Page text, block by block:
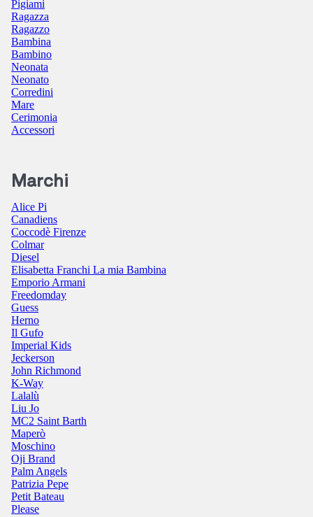
Pigiami
Ragazza
Ragazzo
Bambina
Bambino
Neonata
Neonato
Corredini
Mare
Cerimonia
Accessori
Marchi
Alice Pi
Canadiens
Coccodè Firenze
Colmar
Diesel
Elisabetta Franchi La mia Bambina
Emporio Armani
Freedomday
Guess
Herno
Il Gufo
Imperial Kids
Jeckerson
John Richmond
K-Way
Lalalù
Liu Jo
MC2 Saint Barth
Maperò
Moschino
Oji Brand
Palm Angels
Patrizia Pepe
Petit Bateau
Please